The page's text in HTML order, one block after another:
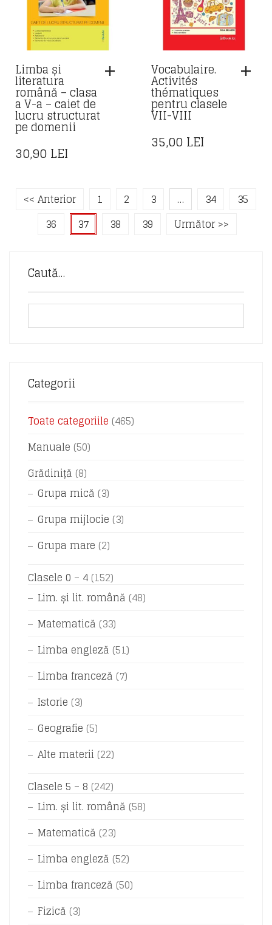
Limba și
literatura
română – clasa
a V-a – caiet de
lucru structurat
pe domenii
30,90 LEI
Vocabulaire.
Activités
thématiques
pentru clasele
VII-VIII
35,00 LEI
<< Anterior 1 2 3 … 34
35
36
37 38 39 Următor >>
Caută…
Categorii
Toate categoriile (465)
Manuale (50)
Grădiniță (8)
Grupa mică (3)
Grupa mijlocie (3)
Grupa mare (2)
Clasele 0 – 4 (152)
Lim. și lit. română (48)
Matematică (33)
Limba engleză (51)
Limba franceză (7)
Istorie (3)
Geografie (5)
Alte materii (22)
Clasele 5 – 8 (242)
Lim. și lit. română (58)
Matematică (23)
Limba engleză (52)
Limba franceză (50)
Fizică (3)